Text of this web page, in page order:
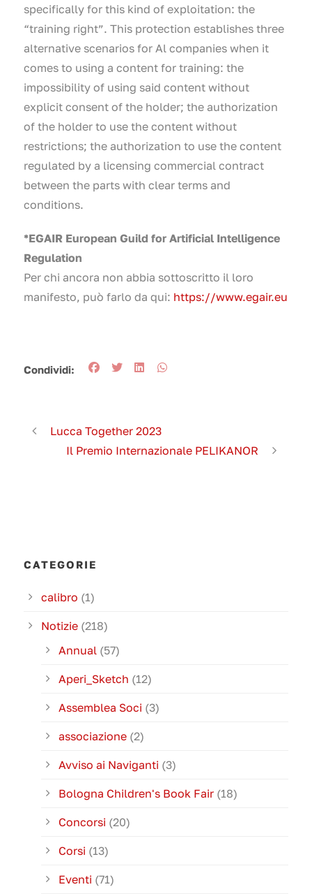
specifically for this kind of exploitation: the
“training right”. This protection establishes three
alternative scenarios for Al companies when it
comes to using a content for training: the
impossibility of using said content without
explicit consent of the holder; the authorization
of the holder to use the content without
restrictions; the authorization to use the content
regulated by a licensing commercial contract
between the parts with clear terms and
conditions.
*EGAIR European Guild for Artificial Intelligence
Regulation
Per chi ancora non abbia sottoscritto il loro
manifesto, può farlo da qui: https://www.egair.eu
Condividi:
Lucca Together 2023
Il Premio Internazionale PELIKANOR
CATEGORIE
calibro (1)
Notizie (218)
Annual (57)
Aperi_Sketch (12)
Assemblea Soci (3)
associazione (2)
Avviso ai Naviganti (3)
Bologna Children's Book Fair (18)
Concorsi (20)
Corsi (13)
Eventi (71)